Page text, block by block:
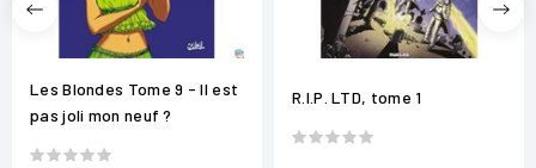
Les Blondes Tome 9 - Il est
pas joli mon neuf ?
R.I.P. LTD, tome 1